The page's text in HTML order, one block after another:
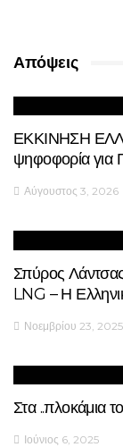
Απόψεις
ΕΚΚΙΝΗΣΗ
ψηφοφορία
Αύγουστος 3, 2026
Σπύρος
LNG – Η
Νοεμβρίου 23, 2025
Στα ..πλοκάμια
Ιούνιος 6, 2025